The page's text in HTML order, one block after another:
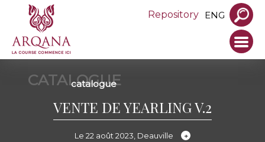
Repository ENG
CATALOGUE
catalogue
VENTE DE YEARLING V.2
Le 22 août 2023, Deauville